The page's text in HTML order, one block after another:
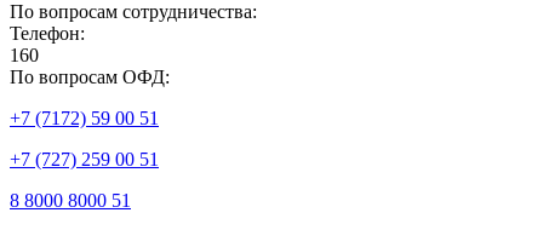
По вопросам сотрудничества:
Телефон:
160
По вопросам ОФД:
+7 (7172) 59 00 51
+7 (727) 259 00 51
8 8000 8000 51